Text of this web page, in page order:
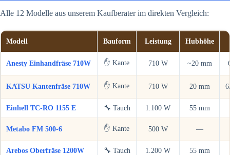
Alle 12 Modelle aus unserem Kaufberater im direkten Vergleich:
Modell Bauform Leistung Hubhöhe
Anesty Einhandfräse 710W ✋ Kante 710 W ~20 mm
KATSU Kantenfräse 710W ✋ Kante 710 W 20 mm
Einhell TC-RO 1155 E 🔧 Tauch 1.100 W 55 mm
Metabo FM 500-6 ✋ Kante 500 W —
Arebos Oberfräse 1200W 🔧 Tauch 1.200 W 55 mm